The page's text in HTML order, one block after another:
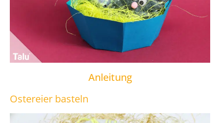
Anleitung
Ostereier basteln